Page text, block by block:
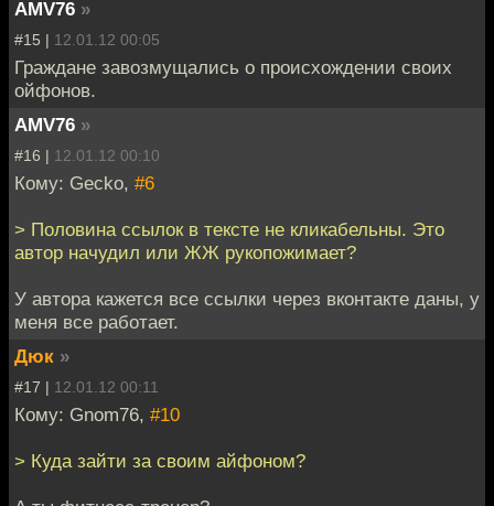
AMV76 »
#15 | 12.01.12 00:05
Граждане завозмущались о происхождении своих
ойфонов.
AMV76 »
#16 | 12.01.12 00:10
Кому: Gecko, #6
> Половина ссылок в тексте не кликабельны. Это
автор начудил или ЖЖ рукопожимает?
У автора кажется все ссылки через вконтакте даны, у
меня все работает.
Дюк »
#17 | 12.01.12 00:11
Кому: Gnom76, #10
> Куда зайти за своим айфоном?